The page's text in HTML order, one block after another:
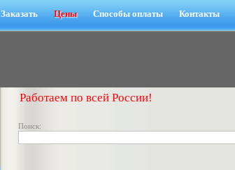
Заказать Цены Способы оплаты Контакты
Работаем по всей России!
Поиск: